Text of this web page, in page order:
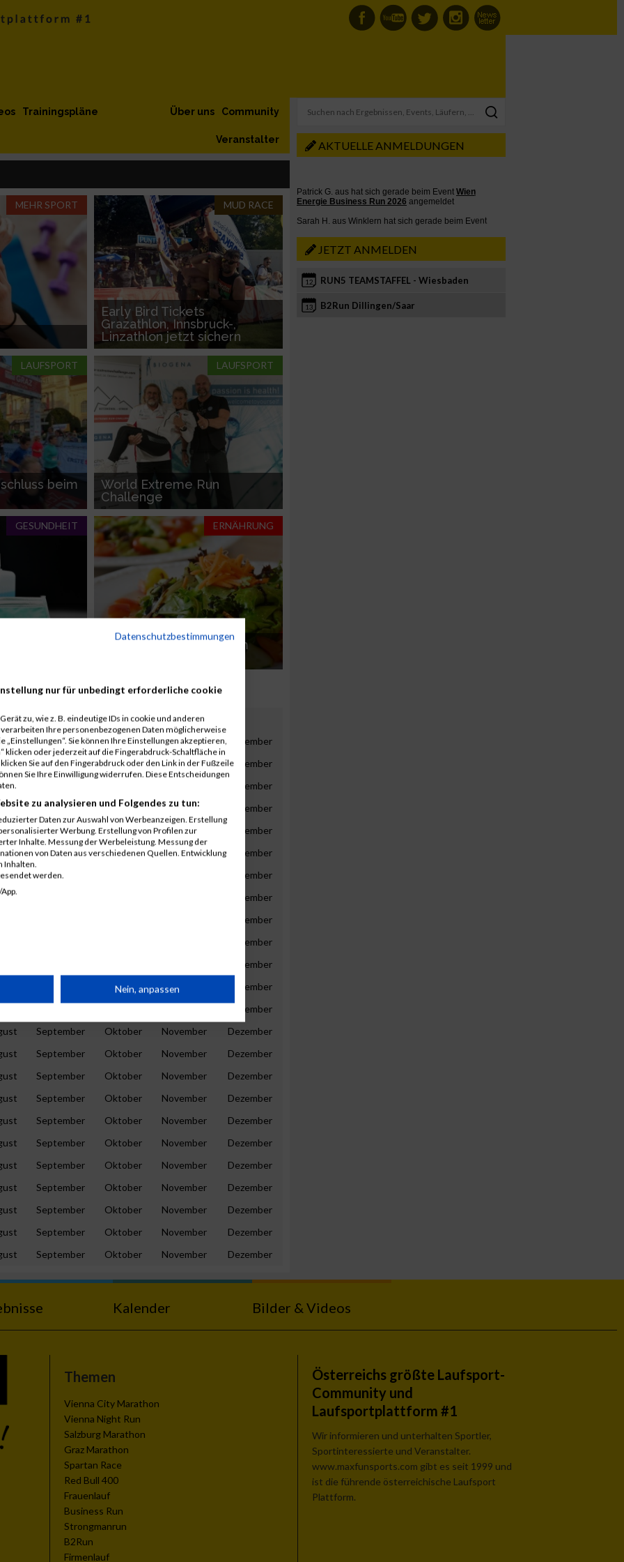
Trainingspläne Community
Über uns
Veranstalter
MEHR SPORT MUD RACE
Early Bird Tickets
Grazathlon, Innsbruck-,
Linzathlon jetzt sichern
LAUFSPORT
beim
LAUFSPORT
World Extreme Run
Challenge
GESUNDHEIT ERNÄHRUNG
Gesund essen - auch am
September Oktober November
Dezember
September Oktober November
Dezember
Dezember
September Oktober November
Dezember
September Oktober November
Dezember
September Oktober November
Dezember
September
Dezember
Dezember
Dezember
Dezember
Dezember
Oktober November
Dezember
Dezember
September Oktober November
Dezember
September Oktober November
Dezember
September Oktober November
Dezember
September Oktober November
Dezember
September Oktober November
Dezember
September Oktober November
Dezember
September Oktober November
Dezember
September Oktober November
Dezember
September Oktober November
Dezember
September Oktober November
Dezember
September Oktober November Dezember
AKTUELLE ANMELDUNGEN
JETZT ANMELDEN
12 RUN5 TEAMSTAFFEL - Wiesbaden
13 B2Run Dillingen/Saar
Kalender Bilder & Videos
Themen
Vienna City Marathon
Vienna Night Run
Salzburg Marathon
Graz Marathon
Spartan Race
Red Bull 400
Frauenlauf
Business Run
Strongmanrun
B2Run
Firmenlauf
Österreichs größte Laufsport-
Community und
Laufsportplattform #1
Wir informieren und unterhalten Sportler,
Sportinteressierte und Veranstalter.
www.maxfunsports.com gibt es seit 1999 und
ist die führende österreichische Laufsport
Plattform.
Datenschutzbestimmungen
nur für unbedingt erforderliche cookie
zu, wie z. B. eindeutige IDs in cookie und anderen
Ihre personenbezogenen Daten möglicherweise
Sie können Ihre Einstellungen akzeptieren,
klicken oder jederzeit auf die Fingerabdruck-Schaltfläche in
Sie auf den Fingerabdruck oder den Link in der Fußzeile
Sie Ihre Einwilligung widerrufen. Diese Entscheidungen
zu analysieren und Folgendes zu tun:
Daten zur Auswahl von Werbeanzeigen. Erstellung
Werbung. Erstellung von Profilen zur
Inhalte. Messung der Werbeleistung. Messung der
von Daten aus verschiedenen Quellen. Entwicklung
Inhalten.
werden.
Nein, anpassen